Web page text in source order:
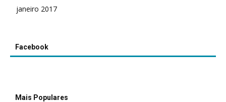
janeiro 2017
Facebook
Mais Populares